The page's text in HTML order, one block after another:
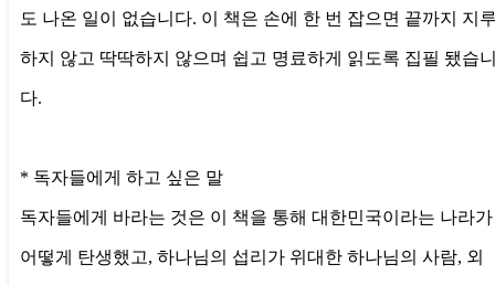
도 나온 일이 없습니다. 이 책은 손에 한 번 잡으면 끝까지 지
하지 않고 딱딱하지 않으며 쉽고 명료하게 읽도록 집필 됐습
다.
* 독자들에게 하고 싶은 말
독자들에게 바라는 것은 이 책을 통해 대한민국이라는 나라가
어떻게 탄생했고, 하나님의 섭리가 위대한 하나님의 사람, 외